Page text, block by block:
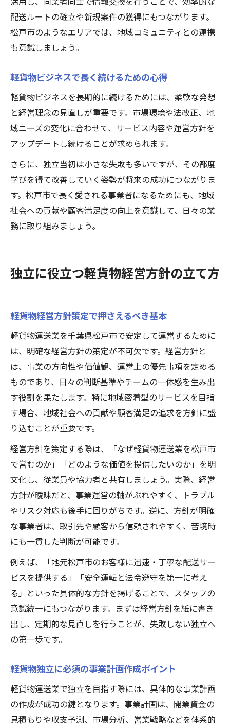
配送ルートの確立や新規案件の獲得にもつながります。
松戸市のようなエリアでは、地域コミュニティとの連携
も意識しましょう。
軽貨物ビジネスで長く続けるための心得
軽貨物ビジネスを長期的に続けるためには、柔軟な発想
と経営理念の見直しが重要です。市場環境や法改正、地
域ニーズの変化に合わせて、サービス内容や運営方針を
アップデートし続けることが求められます。
さらに、独立当初は小さな失敗も多いですが、その都度
学びを得て改善していく姿勢が将来の成功につながりま
す。松戸市で長く愛される事業者になるためにも、地域
社会への貢献や顧客満足度の向上を意識して、日々の業
務に取り組みましょう。
独立に役立つ軽貨物経営方針の立て方
軽貨物経営方針策定で押さえるべき基本
軽貨物運送業を千葉県松戸市で安定して運営するために
は、明確な経営方針の策定が不可欠です。経営方針と
は、事業の方向性や価値観、運営上の優先事項を定める
ものであり、日々の判断基準やチームの一体感を生み出
す役割を果たします。特に地域密着型のサービスを目指
す場合、地域社会への貢献や顧客満足の追求を方針に盛
り込むことが重要です。
経営方針を策定する際は、「なぜ軽貨物運送業を松戸市
で営むのか」「どのような価値を提供したいのか」を明
文化し、従業員や協力者と共有しましょう。実際、経営
方針が曖昧だと、事業運営の軸がぶれやすく、トラブル
やリスク対応も後手に回りがちです。逆に、方針が明確
な事業者は、取引先や顧客から信頼されやすく、苦境時
にも一貫した判断が可能です。
例えば、「地元松戸市のお客様に迅速・丁寧な配送サー
ビスを提供する」「安全運転と法令遵守を第一に考え
る」といった具体的な方針を掲げることで、スタッフの
意識統一にもつながります。まずは経営方針を紙に書き
出し、定期的な見直しを行うことが、失敗しない独立へ
の第一歩です。
軽貨物独立に必須の事業計画作成ポイント
軽貨物運送業で独立を目指す際には、具体的な事業計画
の作成が成功の鍵となります。事業計画は、開業資金の
見積もりや収支予測、市場分析、営業戦略などを体系的